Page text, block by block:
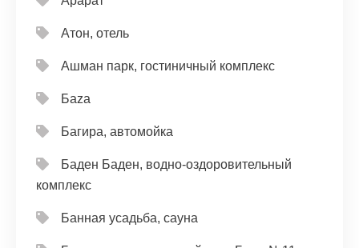
Атон, отель
Ашман парк, гостиничный комплекс
Баzа
Багира, автомойка
Баден Баден, водно-оздоровительный
комплекс
Банная усадьба, сауна